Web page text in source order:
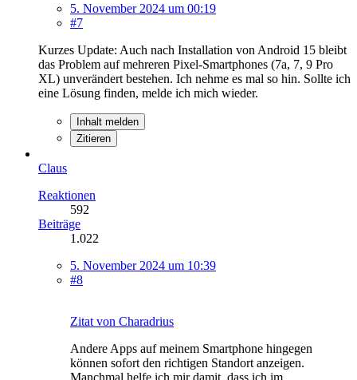
5. November 2024 um 00:19
#7
Kurzes Update: Auch nach Installation von Android 15 bleibt
das Problem auf mehreren Pixel-Smartphones (7a, 7, 9 Pro
XL) unverändert bestehen. Ich nehme es mal so hin. Sollte ich
eine Lösung finden, melde ich mich wieder.
Inhalt melden
Zitieren
Claus
Reaktionen
592
Beiträge
1.022
5. November 2024 um 10:39
#8
Zitat von Charadrius
Andere Apps auf meinem Smartphone hingegen
können sofort den richtigen Standort anzeigen.
Manchmal helfe ich mir damit, dass ich im